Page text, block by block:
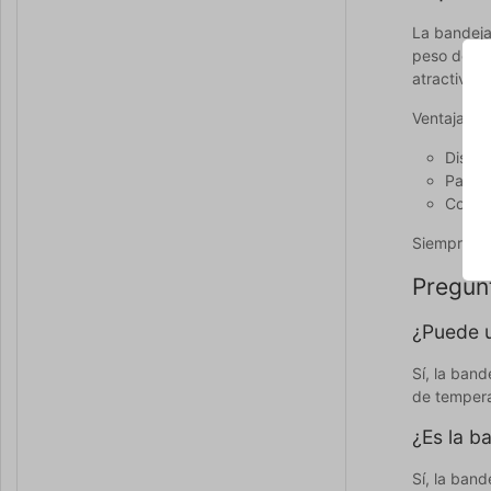
La
peso de
atractivo
Ventajas
Parte
Siempre
¿Puede
Sí, la
de
¿Es la
Sí, la